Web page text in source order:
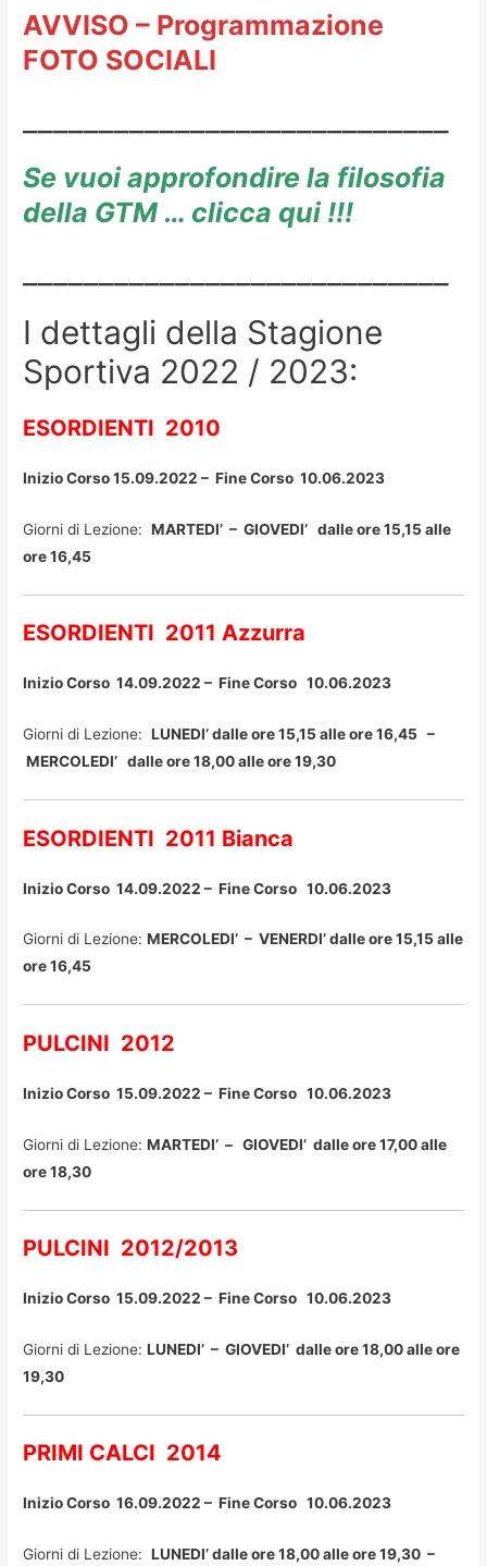
AVVISO – Programmazione
FOTO SOCIALI
Se vuoi approfondire la filosofia
della GTM … clicca qui!!!
I dettagli della Stagione
Sportiva 2022 / 2023:
ESORDIENTI 2010
Inizio Corso15.09.2022 – Fine Corso 10.06.2023
Giorni di Lezione:MARTEDI’ – GIOVEDI’ dalle ore 15,15 alle
ore 16,45
ESORDIENTI 2011 Azzurra
Inizio Corso 14.09.2022 – Fine Corso 10.06.2023
Giorni di Lezione:LUNEDI’ dalle ore 15,15 alle ore 16,45 –
MERCOLEDI’ dalle ore 18,00 alle ore 19,30
ESORDIENTI 2011 Bianca
Inizio Corso 14.09.2022 – Fine Corso 10.06.2023
Giorni di Lezione:MERCOLEDI’ – VENERDI’ dalle ore 15,15 alle
ore 16,45
PULCINI 2012
Inizio Corso 15.09.2022 – Fine Corso 10.06.2023
Giorni di Lezione:MARTEDI’ – GIOVEDI’ dalle ore 17,00 alle
ore 18,30
PULCINI 2012/2013
Inizio Corso 15.09.2022 – Fine Corso 10.06.2023
Giorni di Lezione:LUNEDI’ – GIOVEDI’ dalle ore 18,00 alle ore
19,30
PRIMI CALCI 2014
Inizio Corso 16.09.2022 – Fine Corso 10.06.2023
Giorni di Lezione:LUNEDI’ dalle ore 18,00 alle ore 19,30 –